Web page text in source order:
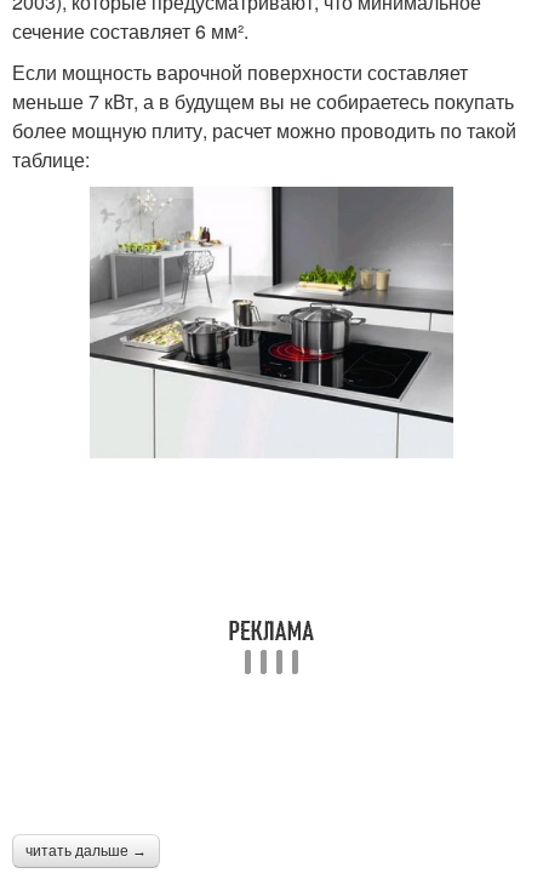
сечение составляет 6 мм².
Если мощность варочной поверхности составляет
меньше 7 кВт, а в будущем вы не собираетесь покупать
более мощную плиту, расчет можно проводить по такой
таблице:
читать дальше →